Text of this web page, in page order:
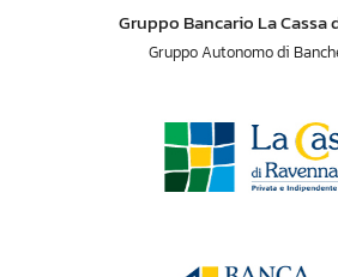
Gruppo Bancario La Cassa
Gruppo Autonomo di